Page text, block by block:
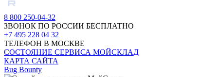
8 800 250-04-32
ЗВОНОК ПО РОССИИ БЕСПЛАТНО
+7 495 228 04 32
ТЕЛЕФОН В МОСКВЕ
СОСТОЯНИЕ СЕРВИСА МОЙСКЛАД
КАРТА САЙТА
Bug Bounty